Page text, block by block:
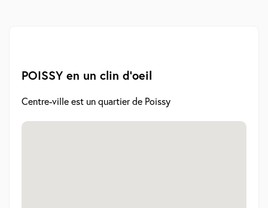
POISSY en un clin d'oeil
Centre-ville est un quartier de Poissy